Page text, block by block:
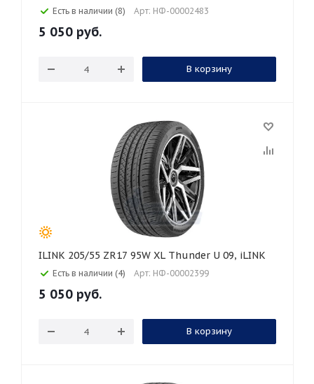
Есть в наличии (8) Арт: НФ-00002483
5 050 руб.
В корзину
ILINK 205/55 ZR17 95W XL Thunder U 09, iLINK
Есть в наличии (4) Арт: НФ-00002399
5 050 руб.
В корзину